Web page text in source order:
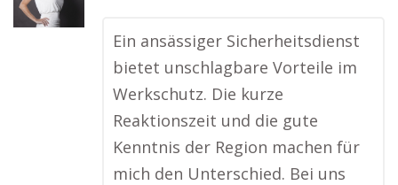
Ein ansässiger Sicherheitsdienst
bietet unschlagbare Vorteile im
Werkschutz. Die kurze
Reaktionszeit und die gute
Kenntnis der Region machen für
mich den Unterschied. Bei uns